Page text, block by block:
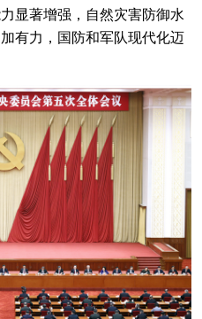
显著增强，自然灾害防御水
有力，国防和军队现代化迈